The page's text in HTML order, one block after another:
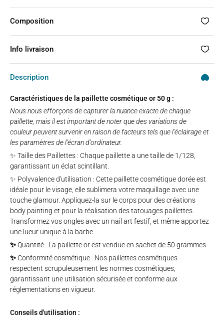
Composition
Info livraison
Description
Caractéristiques de la paillette cosmétique or 50 g :
Nous nous efforçons de capturer la nuance exacte de chaque
paillette, mais il est important de noter que des variations de
couleur peuvent survenir en raison de facteurs tels que l'éclairage et
les paramètres de l'écran d'ordinateur.
✨ Taille des Paillettes : Chaque paillette a une taille de 1/128,
garantissant un éclat scintillant.
✨ Polyvalence d'utilisation : Cette paillette cosmétique dorée est
idéale pour le visage, elle sublimera votre maquillage avec une
touche glamour. Appliquez-la sur le corps pour des créations
body painting et pour la réalisation des tatouages paillettes.
Transformez vos ongles avec un nail art festif, et même apportez
une lueur unique à la barbe.
✨Quantité : La paillette or est vendue en sachet de 50 grammes.
✨ Conformité cosmétique : Nos paillettes cosmétiques
respectent scrupuleusement les normes cosmétiques,
garantissant une utilisation sécurisée et conforme aux
réglementations en vigueur.
Conseils d'utilisation :